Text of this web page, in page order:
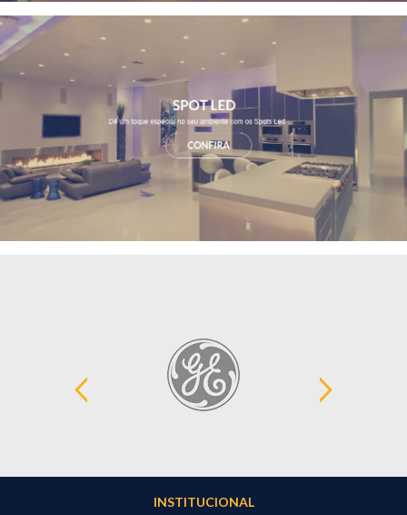
INSTITUCIONAL